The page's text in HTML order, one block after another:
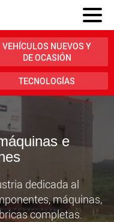
VEHÍCULOS NUEVOS Y
DE OCASIÓN
TECNOLOGÍAS
e
dedicada al
máquinas,
completas.